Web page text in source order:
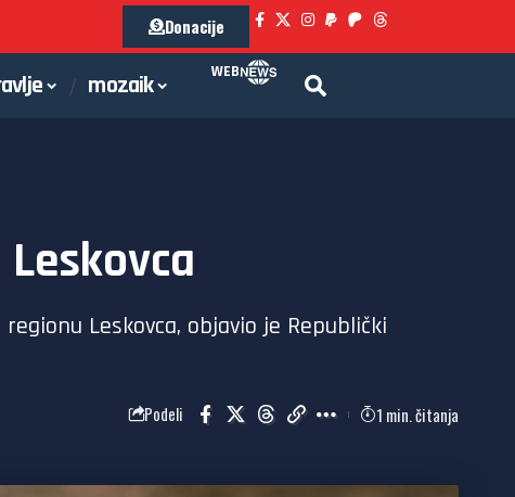
Donacije
mozaik WEB
Leskovca, objavio je Republički
Podeli 1 min. čitanja